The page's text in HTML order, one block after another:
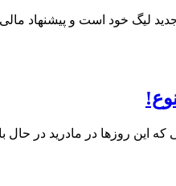
لیگ خود است و پیشنهاد
که این روزها در مادرید در حال